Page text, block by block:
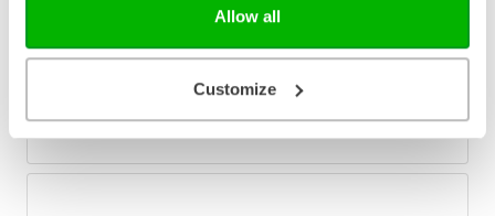
Allow all
Customize
goed verstaan. En omgekeerd begrijpen kinderen
liefde van kinderen' laten Gary Chapman en Ross
Campbell zien hoe je de eerste liefdestaal van je
kind kunt herkennen en toepassen. Door de juiste
liefdestaal te spreken, namelijk de taal die jouw kind
het beste verstaat, kun je je zoon of dochter helpen
je liefde te ervaren. Een praktisch boek met veel